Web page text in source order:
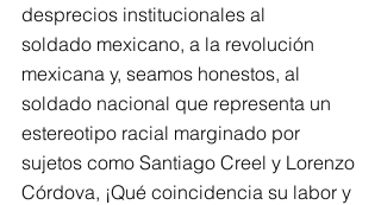
desprecios institucionales al
soldado mexicano, a la revolución
mexicana y, seamos honestos, al
soldado nacional que representa un
estereotipo racial marginado por
sujetos como Santiago Creel y Lorenzo
Córdova, ¡Qué coincidencia su labor y